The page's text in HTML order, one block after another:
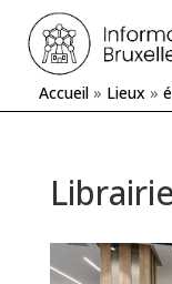
Accueil » Lieux »